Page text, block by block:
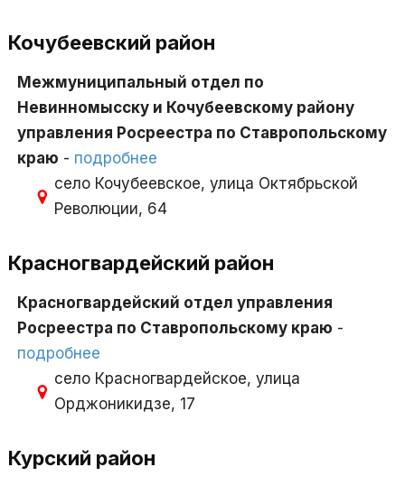
Кочубеевский район
Межмуниципальный отдел по
Невинномысску и Кочубеевскому району
управления Росреестра по Ставропольскому
краю - подробнее
село Кочубеевское, улица Октябрьской
Революции, 64
Красногвардейский район
Красногвардейский отдел управления
Росреестра по Ставропольскому краю -
подробнее
село Красногвардейское, улица
Орджоникидзе, 17
Курский район